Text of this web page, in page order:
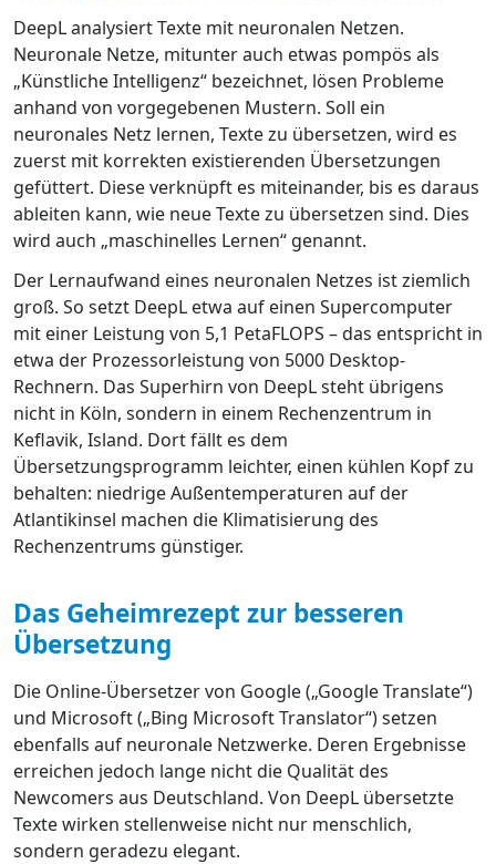
DeepL analysiert Texte mit neuronalen Netzen.
Neuronale Netze, mitunter auch etwas pompös als
„Künstliche Intelligenz“ bezeichnet, lösen Probleme
anhand von vorgegebenen Mustern. Soll ein
neuronales Netz lernen, Texte zu übersetzen, wird es
zuerst mit korrekten existierenden Übersetzungen
gefüttert. Diese verknüpft es miteinander, bis es daraus
ableiten kann, wie neue Texte zu übersetzen sind. Dies
wird auch „maschinelles Lernen“ genannt.
Der Lernaufwand eines neuronalen Netzes ist ziemlich
groß. So setzt DeepL etwa auf einen Supercomputer
mit einer Leistung von 5,1 PetaFLOPS – das entspricht in
etwa der Prozessorleistung von 5000 Desktop-
Rechnern. Das Superhirn von DeepL steht übrigens
nicht in Köln, sondern in einem Rechenzentrum in
Keflavik, Island. Dort fällt es dem
Übersetzungsprogramm leichter, einen kühlen Kopf zu
behalten: niedrige Außentemperaturen auf der
Atlantikinsel machen die Klimatisierung des
Rechenzentrums günstiger.
Das Geheimrezept zur besseren
Übersetzung
Die Online-Übersetzer von Google („Google Translate“)
und Microsoft („Bing Microsoft Translator“) setzen
ebenfalls auf neuronale Netzwerke. Deren Ergebnisse
erreichen jedoch lange nicht die Qualität des
Newcomers aus Deutschland. Von DeepL übersetzte
Texte wirken stellenweise nicht nur menschlich,
sondern geradezu elegant.